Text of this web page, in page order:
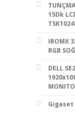
15Dk
IROMX
RGB
DELL
Gigaset